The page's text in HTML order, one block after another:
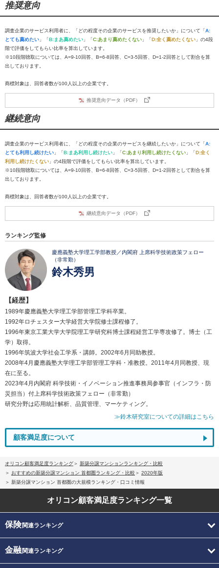
推奨意向
調査企業のサービス利用者に、「どの程度その企業のサービスを推奨したいか」について「A:
とても薦めたい 」「B:まあ薦めたい 」「C:あまり薦めたくない 」「D:全く薦めたくない 」の4段
階で評価をしてもらい比率を算出しています。
※10段階聴取については、A=9-10回答、B=6-8回答、C=3-5回答、D=1-2回答として割合を算
出しております。
商標対象は、回答者数が100人以上の企業です。
推奨意向データ（PDF）
継続意向
調査企業のサービス利用者に、「どの程度その企業のサービスを継続したいか」について「A:
とても利用し続けたい 」「B:まあ利用し続けたい 」「C:あまり利用し続けたくない 」「D:全く
利用し続けたくない 」の4段階で評価をしてもらい比率を算出しています。
※10段階聴取については、A=9-10回答、B=6-8回答、C=3-5回答、D=1-2回答として割合を算
出しております。
商標対象は、回答者数が100人以上の企業です。
継続意向データ（PDF）
ランキング監修
慶應義塾大学理工学部教授／内閣府 上席科学技術政策フェロー
（非常勤）
鈴木秀男
【経歴】
1989年慶應義塾大学理工学部管理工学科卒業。
1992年ロチェスター大学経営大学院修士課程修了。
1996年東京工業大学大学院理工学研究科博士課程経営工学専攻修了。博士（工
学）取得。
1996年筑波大学社会工学系・講師。2002年6月同助教授。
2008年4月慶應義塾大学理工学部管理工学科・准教授。2011年4月同教授、現
在に至る。
2023年4月内閣府 科学技術・イノベーション推進事務局参事官（インフラ・防
災担当）付上席科学技術政策フェロー（非常勤）
研究分野は応用統計解析、品質管理、マーケティング。
≫鈴木研究室についての詳細はこちら
顧客満足度について
オリコン顧客満足度ランキング
新築分譲マンションランキング・比較
おすすめの新築分譲マンション 首都圏ランキング・比較
2020年版
新築分譲マンション 首都圏の大規模ランキング・口コミ情報
オリコン顧客満足度ランキング一覧
保険関連ランキング
金融関連ランキング